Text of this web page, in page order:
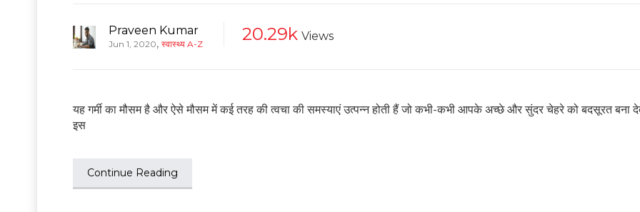
Praveen Kumar
Jun 1, 2020, स्वास्थ्य A-Z 20.29k Views
यह गर्मी का मौसम है और ऐसे मौसम में कई तरह की त्वचा की समस्याएं उत्पन्न होती हैं जो कभी-कभी आपके अच्छे और सुंदर चेहरे को बदसूरत बना
इस
Continue Reading